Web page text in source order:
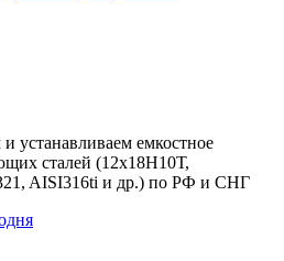
устанавливаем емкостное
сталей (12х18Н10Т,
AISI316ti и др.) по РФ и СНГ